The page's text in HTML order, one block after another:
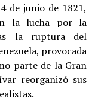
de junio de 1821,
la lucha por la
la ruptura del
provocada
parte de la Gran
reorganizó sus